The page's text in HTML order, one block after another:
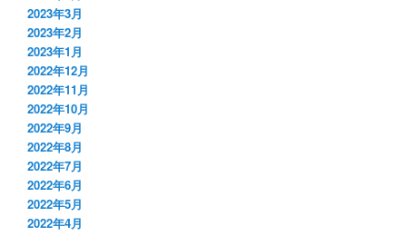
2023年3月
2023年2月
2023年1月
2022年12月
2022年11月
2022年10月
2022年9月
2022年8月
2022年7月
2022年6月
2022年5月
2022年4月